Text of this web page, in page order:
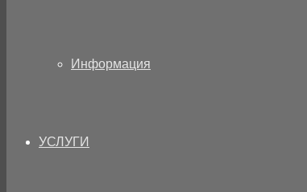
Информация
УСЛУГИ